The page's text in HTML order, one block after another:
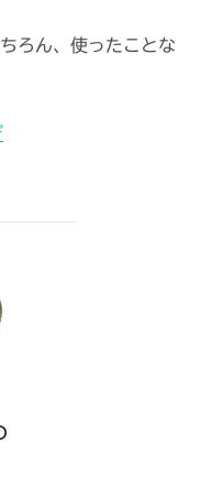
ろん、使ったことな